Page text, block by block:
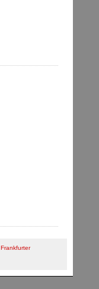
Frankfurter